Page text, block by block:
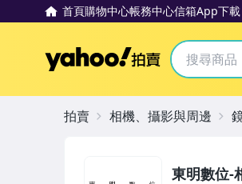
首頁購物中心帳務中心信箱App下載
Yahoo拍賣
東明數位-
拍賣 相機、攝影與周邊